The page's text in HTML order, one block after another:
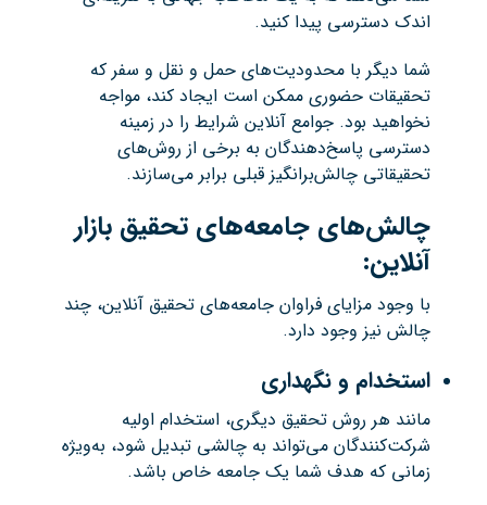
اندک دسترسی پیدا کنید.
شما دیگر با محدودیت‌های حمل و نقل و سفر که
تحقیقات حضوری ممکن است ایجاد کند، مواجه
نخواهید بود. جوامع آنلاین شرایط را در زمینه
دسترسی پاسخ‌دهندگان به برخی از روش‌های
تحقیقاتی چالش‌برانگیز قبلی برابر می‌سازند.
چالش‌های جامعه‌های تحقیق بازار
آنلاین:
با وجود مزایای فراوان جامعه‌های تحقیق آنلاین، چند
چالش نیز وجود دارد.
استخدام و نگهداری
مانند هر روش تحقیق دیگری، استخدام اولیه
شرکت‌کنندگان می‌تواند به چالشی تبدیل شود، به‌ویژه
زمانی که هدف شما یک جامعه خاص باشد.